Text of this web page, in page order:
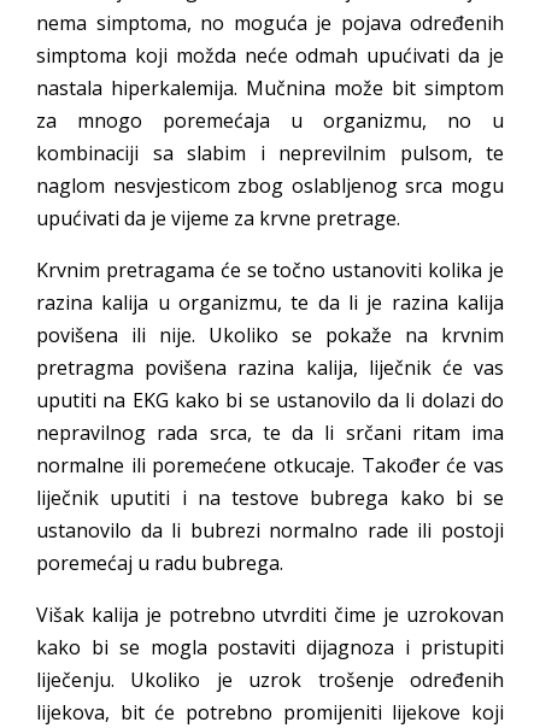
nema simptoma, no moguća je pojava određenih
simptoma koji možda neće odmah upućivati da je
nastala hiperkalemija. Mučnina može bit simptom
za mnogo poremećaja u organizmu, no u
kombinaciji sa slabim i neprevilnim pulsom, te
naglom nesvjesticom zbog oslabljenog srca mogu
upućivati da je vijeme za krvne pretrage.
Krvnim pretragama će se točno ustanoviti kolika je
razina kalija u organizmu, te da li je razina kalija
povišena ili nije. Ukoliko se pokaže na krvnim
pretragma povišena razina kalija, liječnik će vas
uputiti na EKG kako bi se ustanovilo da li dolazi do
nepravilnog rada srca, te da li srčani ritam ima
normalne ili poremećene otkucaje. Također će vas
liječnik uputiti i na testove bubrega kako bi se
ustanovilo da li bubrezi normalno rade ili postoji
poremećaj u radu bubrega.
Višak kalija je potrebno utvrditi čime je uzrokovan
kako bi se mogla postaviti dijagnoza i pristupiti
liječenju. Ukoliko je uzrok trošenje određenih
lijekova, bit će potrebno promijeniti lijekove koji